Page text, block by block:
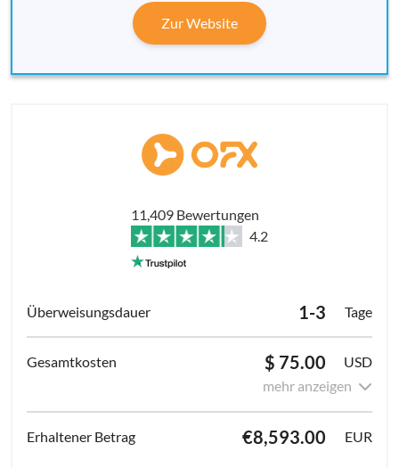
Zur Website
11,409 Bewertungen
4.2
1-3 Tage
$ 75.00
USD
mehr anzeigen
€8,593.00 EUR